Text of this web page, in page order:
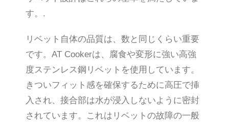
す。.
リベット自体の品質は、数と同じくらい重要
です。AT Cookerは、腐食や変形に強い高強
度ステンレス鋼リベットを使用しています。
きついフィット感を確保するために高圧で挿
入され、接合部は水が浸入しないように密封
されています。これはリベットの故障の一般